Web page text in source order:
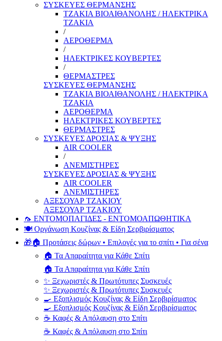
ΣΥΣΚΕΥΕΣ ΘΕΡΜΑΝΣΗΣ
ΤΖΑΚΙΑ ΒΙΟΑΙΘΑΝΟΛΗΣ / ΗΛΕΚΤΡΙΚΑ
ΤΖΑΚΙΑ
/
ΑΕΡΟΘΕΡΜΑ
/
ΗΛΕΚΤΡΙΚΕΣ ΚΟΥΒΕΡΤΕΣ
/
ΘΕΡΜΑΣΤΡΕΣ
ΣΥΣΚΕΥΕΣ ΘΕΡΜΑΝΣΗΣ
ΤΖΑΚΙΑ ΒΙΟΑΙΘΑΝΟΛΗΣ / ΗΛΕΚΤΡΙΚΑ
ΤΖΑΚΙΑ
ΑΕΡΟΘΕΡΜΑ
ΗΛΕΚΤΡΙΚΕΣ ΚΟΥΒΕΡΤΕΣ
ΘΕΡΜΑΣΤΡΕΣ
ΣΥΣΚΕΥΕΣ ΔΡΟΣΙΑΣ & ΨΥΞΗΣ
AIR COOLER
/
ΑΝΕΜΙΣΤΗΡΕΣ
ΣΥΣΚΕΥΕΣ ΔΡΟΣΙΑΣ & ΨΥΞΗΣ
AIR COOLER
ΑΝΕΜΙΣΤΗΡΕΣ
ΑΞΕΣΟΥΑΡ ΤΖΑΚΙΟΥ
ΑΞΕΣΟΥΑΡ ΤΖΑΚΙΟΥ
🦟 ΕΝΤΟΜΟΠΑΓΙΔΕΣ - ΕΝΤΟΜΟΑΠΩΘΗΤΙΚΑ
🍽️ Οργάνωση Κουζίνας & Είδη Σερβιρίσματος
🎁🏠 Προτάσεις δώρων • Επιλογές για το σπίτι • Για σένα
🏠 Τα Απαραίτητα για Κάθε Σπίτι
🏠 Τα Απαραίτητα για Κάθε Σπίτι
✨ Ξεχωριστές & Πρωτότυπες Συσκευές
✨ Ξεχωριστές & Πρωτότυπες Συσκευές
🍳 Εξοπλισμός Κουζίνας & Είδη Σερβιρίσματος
🍳 Εξοπλισμός Κουζίνας & Είδη Σερβιρίσματος
☕ Καφές & Απόλαυση στο Σπίτι
☕ Καφές & Απόλαυση στο Σπίτι